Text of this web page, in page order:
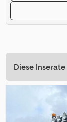
Diese